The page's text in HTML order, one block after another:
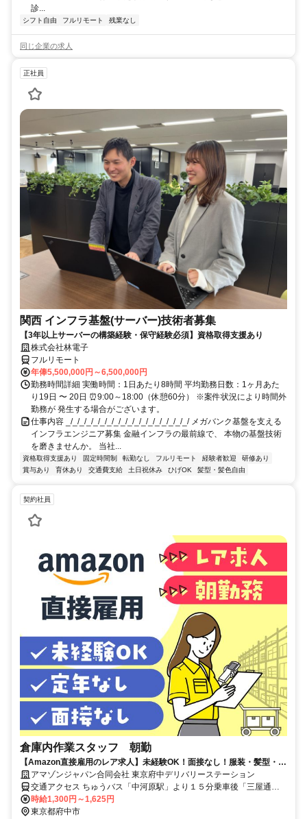
診...
シフト自由 フルリモート 残業なし
同じ企業の求人
正社員
関西 インフラ基盤(サーバー)技術者募集
【3年以上サーバーの構築経験・保守経験必須】資格取得支援あり
株式会社林電子
フルリモート
年俸5,500,000円～6,500,000円
勤務時間詳細 実働時間：1日あたり8時間 平均勤務日数：1ヶ月あた
り19日 〜 20日 ⏰9:00～18:00（休憩60分） ※案件状況により時間外
勤務が 発生する場合がございます。
仕事内容 _/_/_/_/_/_/_/_/_/_/_/_/_/_/_/_/_/_/ メガバンク基盤を支える
インフラエンジニア募集 金融インフラの最前線で、 本物の基盤技術
を磨きませんか。 当社...
資格取得支援あり 固定時間制 転勤なし フルリモート 経験者歓迎
研修あり
賞与あり
育休あり 交通費支給 土日祝休み ひげOK 髪型・髪色自由
契約社員
倉庫内作業スタッフ 朝勤
【Amazon直接雇用のレア求人】未経験OK！面接なし！服装・髪型・髪
色自由で自分らしく働けます◎ 長期で安定雇用可能！時給UP！
アマゾンジャパン合同会社 東京府中デリバリーステーション
交通アクセス ちゅうバス「中河原駅」より１５分乗車後「三屋通り
中」バス停下車 徒歩１分 ※シャトルバス運行あり ※自転車通勤可 ※
車、バイク通勤不可
時給1,300円～1,625円
東京都府中市